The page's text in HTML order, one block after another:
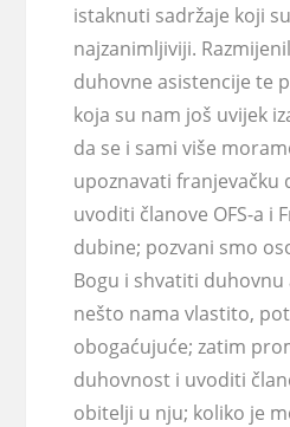
istaknuti sadržaje koji
najzanimljiviji.
duhovne asistencije te
koja su nam još uvijek
da se i sami više
upoznavati franjevačku
uvoditi članove OFS-a i
dubine; pozvani smo
Bogu i shvatiti duhovnu
nešto nama vlastito,
obogaćujuće; zatim
duhovnost i uvoditi
obitelji u nju; koliko je